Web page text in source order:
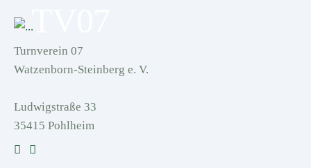
TV07
Turnverein 07
Watzenborn-Steinberg e. V.
Ludwigstraße 33
35415 Pohlheim